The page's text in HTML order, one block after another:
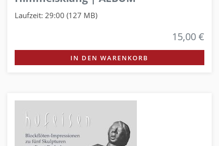
Laufzeit: 29:00 (127 MB)
15,00 €
IN DEN WARENKORB